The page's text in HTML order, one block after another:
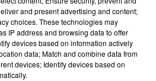
sec
: « IL SUFFIT
»
and present advertising and content;
choices. These technologies may
IP address and browsing data to offer
devices based on information actively
data; Match and combine data from
devices; Identify devices based on